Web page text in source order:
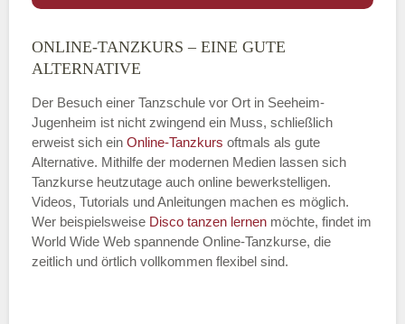
Name
E-Mail
Name der Tanzschule*
ONLINE-TANZKURS – EINE GUTE
ALTERNATIVE
Der Besuch einer Tanzschule vor Ort in Seeheim-
Jugenheim ist nicht zwingend ein Muss, schließlich
erweist sich ein Online-Tanzkurs oftmals als gute
Alternative. Mithilfe der modernen Medien lassen sich
Tanzkurse heutzutage auch online bewerkstelligen.
Videos, Tutorials und Anleitungen machen es möglich.
Wer beispielsweise Disco tanzen lernen möchte, findet im
World Wide Web spannende Online-Tanzkurse, die
zeitlich und örtlich vollkommen flexibel sind.